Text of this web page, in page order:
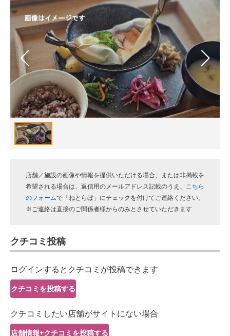
メディア
注目記事を集めた総合ページ
ITの今と未来を見通す
スマホと通信の最新トレンド
進化するPCとデバイスの未来
好きが集まる 比べて選べる
ビジネスと働き方のヒント
企業ITのトレンドを詳説
経営リーダーのコミュニティ
ITエンジニア向け専門サイト
企業向けIT製品の総合サイト
IT製品の技術・比較・事例
製造業のIT導入・活用を支援
店舗／施設の画像や情報を提供いただける場合、または非掲載を
希望される場合は、返信用のメールアドレス記載のうえ、
こちら
のフォームで「ねとらぼ」にチェックを付けてご連絡ください。
※ご連絡は直接のご関係者様からのみとさせていただきます
クチコミ投稿
ログインするとクチコミが投稿できます
クチコミを投稿する
クチコミしたい店舗がサイトにない場合
店舗情報+クチコミを投稿する